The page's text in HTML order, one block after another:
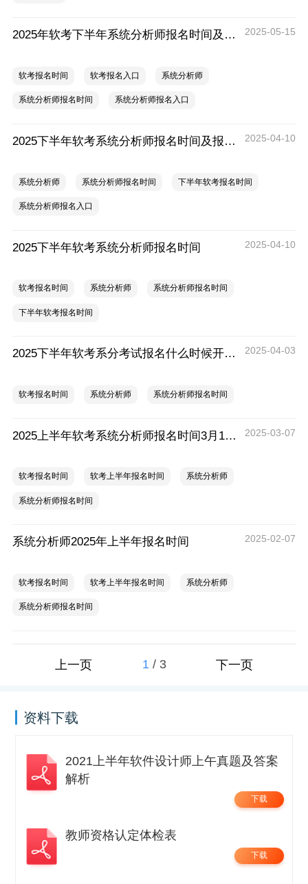
2025年软考下半年系统分析师报名时间及报名入口 2025-05-15
软考报名时间 软考报名入口 系统分析师
系统分析师报名时间 系统分析师报名入口
2025下半年软考系统分析师报名时间及报名入口 2025-04-10
系统分析师 系统分析师报名时间 下半年软考报名时间
系统分析师报名入口
2025下半年软考系统分析师报名时间 2025-04-10
软考报名时间 系统分析师 系统分析师报名时间
下半年软考报名时间
2025下半年软考系分考试报名什么时候开始？ 2025-04-03
软考报名时间 系统分析师 系统分析师报名时间
2025上半年软考系统分析师报名时间3月10日起 2025-03-07
软考报名时间 软考上半年报名时间 系统分析师
系统分析师报名时间
系统分析师2025年上半年报名时间 2025-02-07
软考报名时间 软考上半年报名时间 系统分析师
系统分析师报名时间
上一页 1 / 3 下一页
资料下载
2021上半年软件设计师上午真题及答案
解析
下载
教师资格认定体检表
下载